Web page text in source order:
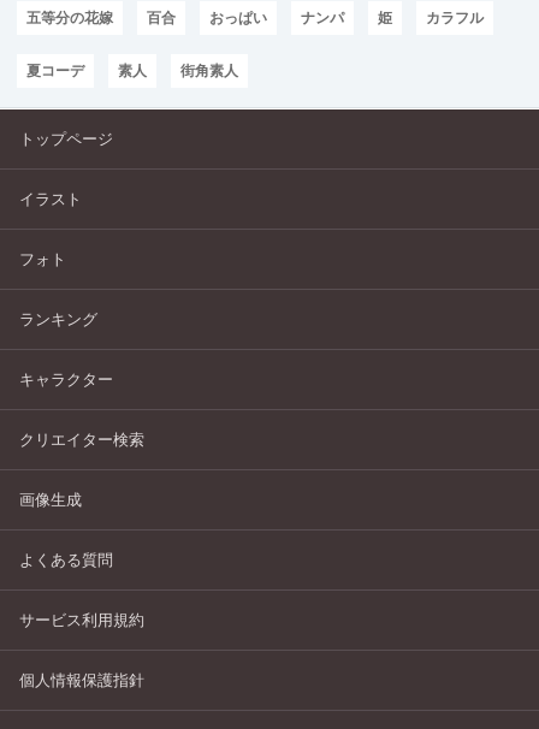
五等分の花嫁 百合 おっぱい ナンパ 姫 カラフル
夏コーデ 素人 街角素人
トップページ
イラスト
フォト
ランキング
キャラクター
クリエイター検索
画像生成
よくある質問
サービス利用規約
個人情報保護指針